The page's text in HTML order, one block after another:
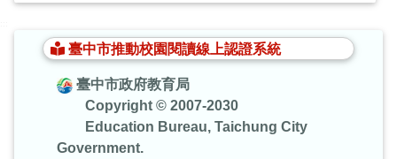
臺中市推動校園閱讀線上認證系統
臺中市政府教育局
Copyright © 2007-2030
Education Bureau, Taichung City
Government.